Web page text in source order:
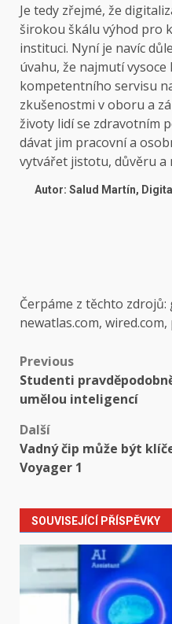
Je tedy zřejmé, že
širokou škálu výhod pro
instituci. Nyní je navíc
úvahu, že najmutí
kompetentního servisu
zkušenostmi v oboru a
životy lidí se zdravotním
dávat jim pracovní a
vytvářet jistotu, důvěru a
Autor: Salud Martín,
Čerpáme z těchto zdrojů:
newatlas.com, wired.com,
Post
navigation
Previous
Studenti
umělou inteligencí
Další
Vadný čip může být
Voyager 1
SOUVISEJÍCÍ PŘÍSPĚVKY